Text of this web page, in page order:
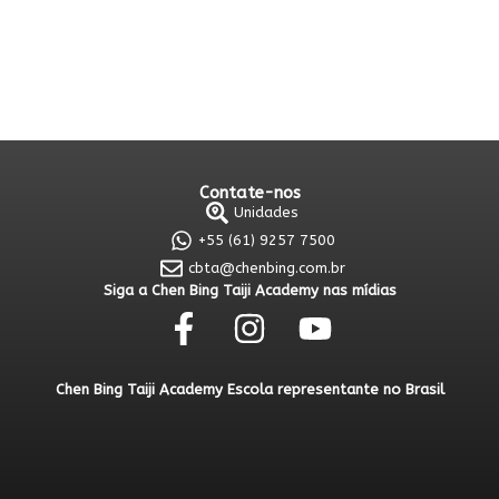
Contate-nos
Unidades
+55 (61) 9257 7500
cbta@chenbing.com.br
Siga a Chen Bing Taiji Academy nas mídias
Chen Bing Taiji Academy Escola representante no Brasil